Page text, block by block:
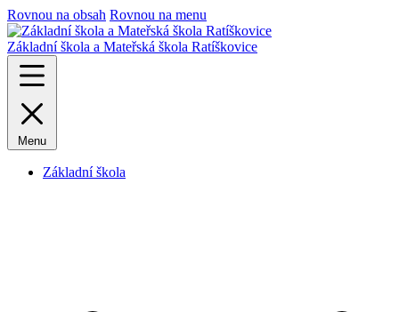
Rovnou na obsah Rovnou na menu
Základní škola a Mateřská škola Ratíškovice
Menu
Základní škola